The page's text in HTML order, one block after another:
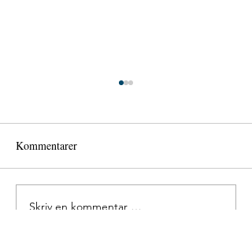
Nuova Vita – upcoming
Kommentarer
Skriv en kommentar …